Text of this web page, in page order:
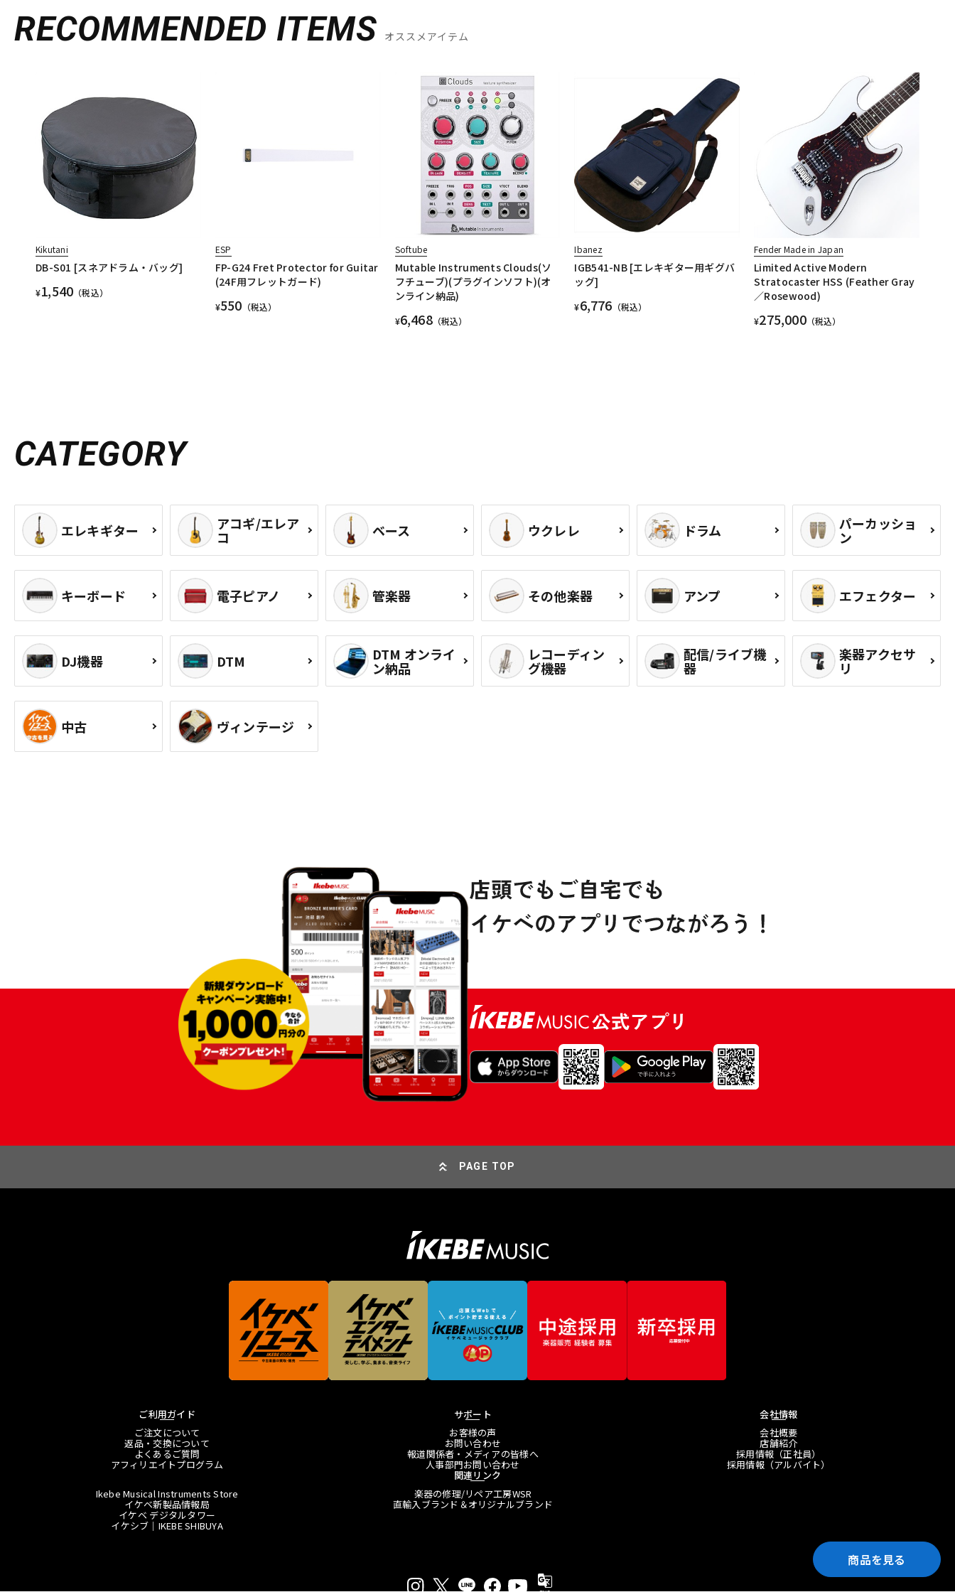
商品を見る
RECOMMENDED ITEMS オススメアイテム
Kikutani
DB-S01 [スネアドラム・バッグ]
¥1,540 （税込）
ESP
FP-G24 Fret Protector for Guitar
(24F用フレットガード)
¥550 （税込）
Softube
Mutable Instruments Clouds(ソ
フチューブ)(プラグインソフト)(オ
ンライン納品)
¥6,468（税込）
Ibanez
IGB541-NB [エレキギター用ギグバ
ッグ]
¥6,776 （税込）
Fender Made in Japan
Limited Active Modern
Stratocaster HSS (Feather Gray
／Rosewood)
¥275,000（税込）
CATEGORY
エレキギター アコギ/エレア
コ ベース ウクレレ ドラム パーカッショ
ン
キーボード 電子ピアノ 管楽器 その他楽器 アンプ エフェクター
DJ機器 DTM DTM オンライ
ン納品
レコーディン
グ機器
配信/ライブ機
器
楽器アクセサ
リ
中古 ヴィンテージ
PAGE TOP
ご利用ガイド
ご注文について
返品・交換について
よくあるご質問
アフィリエイトプログラム
サポート
お客様の声
お問い合わせ
報道関係者・メディアの皆様へ
人事部門お問い合わせ
会社情報
会社概要
店舗紹介
採用情報（正社員）
採用情報（アルバイト）
関連リンク
Ikebe Musical Instruments Store
イケベ新製品情報局
イケベ デジタルタワー
イケシブ｜IKEBE SHIBUYA
楽器の修理/リペア工房WSR
直輸入ブランド＆オリジナルブランド